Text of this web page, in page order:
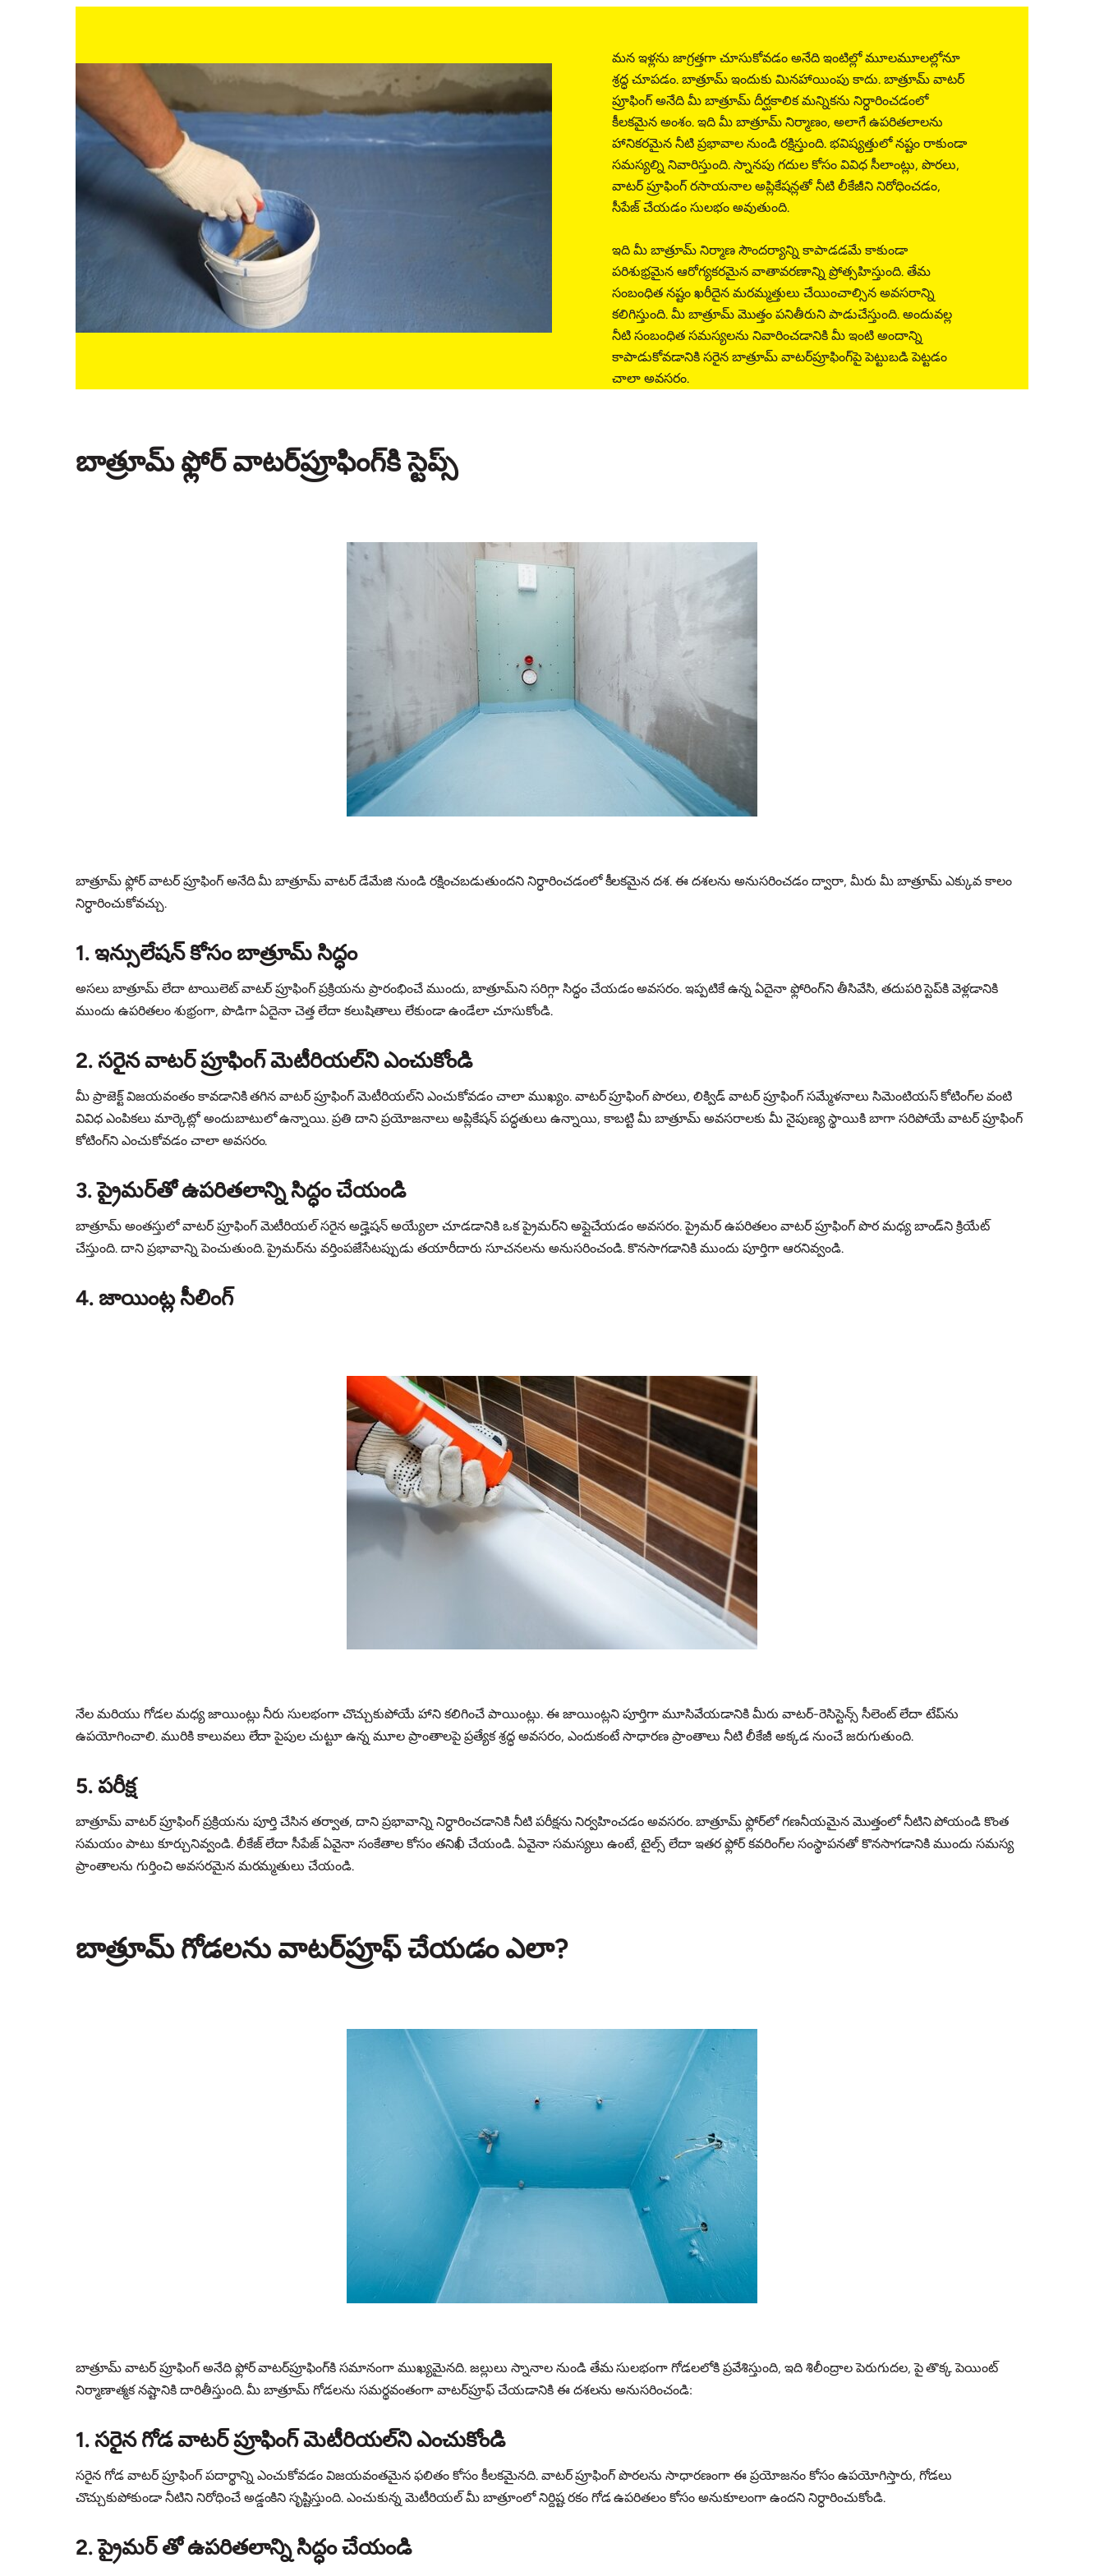
మన ఇళ్లను జాగ్రత్తగా చూసుకోవడం అనేది ఇంటిల్లో మూలమూలల్లోనూ
శ్రద్ధ చూపడం. బాత్రూమ్ ఇందుకు మినహాయింపు కాదు. బాత్రూమ్ వాటర్
ప్రూఫింగ్ అనేది మీ బాత్రూమ్ దీర్ఘకాలిక మన్నికను నిర్ధారించడంలో
కీలకమైన అంశం. ఇది మీ బాత్రూమ్ నిర్మాణం, అలాగే ఉపరితలాలను
హానికరమైన నీటి ప్రభావాల నుండి రక్షిస్తుంది. భవిష్యత్తులో నష్టం రాకుండా
సమస్యల్ని నివారిస్తుంది. స్నానపు గదుల కోసం వివిధ సీలాంట్లు, పొరలు,
వాటర్ ప్రూఫింగ్ రసాయనాల అప్లికేషన్లతో నీటి లీకేజీని నిరోధించడం,
సీపేజ్ చేయడం సులభం అవుతుంది.
ఇది మీ బాత్రూమ్ నిర్మాణ సౌందర్యాన్ని కాపాడడమే కాకుండా
పరిశుభ్రమైన ఆరోగ్యకరమైన వాతావరణాన్ని ప్రోత్సహిస్తుంది. తేమ
సంబంధిత నష్టం ఖరీదైన మరమ్మత్తులు చేయించాల్సిన అవసరాన్ని
కలిగిస్తుంది. మీ బాత్రూమ్ మొత్తం పనితీరుని పాడుచేస్తుంది. అందువల్ల
నీటి సంబంధిత సమస్యలను నివారించడానికి మీ ఇంటి అందాన్ని
కాపాడుకోవడానికి సరైన బాత్రూమ్ వాటర్‌ప్రూఫింగ్‌పై పెట్టుబడి పెట్టడం
చాలా అవసరం.
బాత్రూమ్ ఫ్లోర్ వాటర్‌ప్రూఫింగ్‌కి స్టెప్స్
బాత్రూమ్ ఫ్లోర్ వాటర్ ప్రూఫింగ్ అనేది మీ బాత్రూమ్ వాటర్ డేమేజి నుండి రక్షించబడుతుందని నిర్ధారించడంలో కీలకమైన దశ. ఈ దశలను అనుసరించడం ద్వారా, మీరు మీ బాత్రూమ్ ఎక్కువ కాలం
నిర్ధారించుకోవచ్చు.
1. ఇన్సులేషన్ కోసం బాత్రూమ్ సిద్ధం
అసలు బాత్రూమ్ లేదా టాయిలెట్ వాటర్ ప్రూఫింగ్ ప్రక్రియను ప్రారంభించే ముందు, బాత్రూమ్‌ని సరిగ్గా సిద్ధం చేయడం అవసరం. ఇప్పటికే ఉన్న ఏదైనా ఫ్లోరింగ్‌ని తీసివేసి, తదుపరి స్టెప్‌కి వెళ్లడానికి
ముందు ఉపరితలం శుభ్రంగా, పొడిగా ఏదైనా చెత్త లేదా కలుషితాలు లేకుండా ఉండేలా చూసుకోండి.
2. సరైన వాటర్ ప్రూఫింగ్ మెటీరియల్‌ని ఎంచుకోండి
మీ ప్రాజెక్ట్ విజయవంతం కావడానికి తగిన వాటర్ ప్రూఫింగ్ మెటీరియల్‌ని ఎంచుకోవడం చాలా ముఖ్యం. వాటర్ ప్రూఫింగ్ పొరలు, లిక్విడ్ వాటర్ ప్రూఫింగ్ సమ్మేళనాలు సిమెంటియస్ కోటింగ్‌ల వంటి
వివిధ ఎంపికలు మార్కెట్లో అందుబాటులో ఉన్నాయి. ప్రతి దాని ప్రయోజనాలు అప్లికేషన్ పద్ధతులు ఉన్నాయి, కాబట్టి మీ బాత్రూమ్ అవసరాలకు మీ నైపుణ్య స్థాయికి బాగా సరిపోయే వాటర్ ప్రూఫింగ్
కోటింగ్‌ని ఎంచుకోవడం చాలా అవసరం.
3. ప్రైమర్‌తో ఉపరితలాన్ని సిద్ధం చేయండి
బాత్రూమ్ అంతస్తులో వాటర్ ప్రూఫింగ్ మెటీరియల్ సరైన అడ్హెషన్‌ అయ్యేలా చూడడానికి ఒక ప్రైమర్‌ని అప్లైచేయడం అవసరం. ప్రైమర్ ఉపరితలం వాటర్ ప్రూఫింగ్ పొర మధ్య బాండ్‌ని క్రియేట్
చేస్తుంది. దాని ప్రభావాన్ని పెంచుతుంది. ప్రైమర్‌ను వర్తింపజేసేటప్పుడు తయారీదారు సూచనలను అనుసరించండి. కొనసాగడానికి ముందు పూర్తిగా ఆరనివ్వండి.
4. జాయింట్ల సీలింగ్
నేల మరియు గోడల మధ్య జాయింట్లు నీరు సులభంగా చొచ్చుకుపోయే హాని కలిగించే పాయింట్లు. ఈ జాయింట్లని పూర్తిగా మూసివేయడానికి మీరు వాటర్-రెసిస్టెన్స్ సీలెంట్ లేదా టేప్‌ను
ఉపయోగించాలి. మురికి కాలువలు లేదా పైపుల చుట్టూ ఉన్న మూల ప్రాంతాలపై ప్రత్యేక శ్రద్ధ అవసరం, ఎందుకంటే సాధారణ ప్రాంతాలు నీటి లీకేజీ అక్కడ నుంచే జరుగుతుంది.
5. పరీక్ష
బాత్రూమ్ వాటర్ ప్రూఫింగ్ ప్రక్రియను పూర్తి చేసిన తర్వాత, దాని ప్రభావాన్ని నిర్ధారించడానికి నీటి పరీక్షను నిర్వహించడం అవసరం. బాత్రూమ్ ఫ్లోర్‌లో గణనీయమైన మొత్తంలో నీటిని పోయండి కొంత
సమయం పాటు కూర్చునివ్వండి. లీకేజ్ లేదా సీపేజ్ ఏవైనా సంకేతాల కోసం తనిఖీ చేయండి. ఏవైనా సమస్యలు ఉంటే, టైల్స్ లేదా ఇతర ఫ్లోర్ కవరింగ్‌ల సంస్థాపనతో కొనసాగడానికి ముందు సమస్య
ప్రాంతాలను గుర్తించి అవసరమైన మరమ్మతులు చేయండి.
బాత్రూమ్ గోడలను వాటర్‌ప్రూఫ్ చేయడం ఎలా?
బాత్రూమ్ వాటర్ ప్రూఫింగ్ అనేది ఫ్లోర్ వాటర్‌ప్రూఫింగ్‌కి సమానంగా ముఖ్యమైనది. జల్లులు స్నానాల నుండి తేమ సులభంగా గోడలలోకి ప్రవేశిస్తుంది, ఇది శిలీంద్రాల పెరుగుదల, పై తొక్క పెయింట్
నిర్మాణాత్మక నష్టానికి దారితీస్తుంది. మీ బాత్రూమ్ గోడలను సమర్థవంతంగా వాటర్‌ప్రూఫ్ చేయడానికి ఈ దశలను అనుసరించండి:
1. సరైన గోడ వాటర్ ప్రూఫింగ్ మెటీరియల్‌ని ఎంచుకోండి
సరైన గోడ వాటర్ ప్రూఫింగ్ పదార్థాన్ని ఎంచుకోవడం విజయవంతమైన ఫలితం కోసం కీలకమైనది. వాటర్ ప్రూఫింగ్ పొరలను సాధారణంగా ఈ ప్రయోజనం కోసం ఉపయోగిస్తారు, గోడలు
చొచ్చుకుపోకుండా నీటిని నిరోధించే అడ్డంకిని సృష్టిస్తుంది. ఎంచుకున్న మెటీరియల్ మీ బాత్రూంలో నిర్దిష్ట రకం గోడ ఉపరితలం కోసం అనుకూలంగా ఉందని నిర్ధారించుకోండి.
2. ప్రైమర్‌ తో ఉపరితలాన్ని సిద్ధం చేయండి